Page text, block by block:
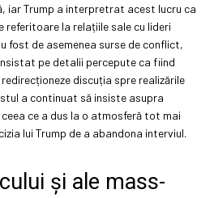
iar Trump a interpretrat acest lucru ca
referitoare la relațiile sale cu lideri
fost de asemenea surse de conflict,
pe detalii percepute ca fiind
discuția spre realizările
a continuat să insiste asupra
ce a dus la o atmosferă tot mai
lui Trump de a abandona interviul.
și ale mass-